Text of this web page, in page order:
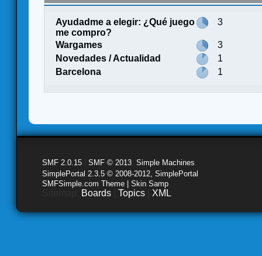
Ayudadme a elegir: ¿Qué juego
me compro?
3
Wargames
3
Novedades / Actualidad
1
Barcelona
1
SMF 2.0.15 SMF © 2013 Simple Machines
SimplePortal 2.3.5 © 2008-2012, SimplePortal
SMFSimple.com Theme | Skin Samp
Boards Topics XML